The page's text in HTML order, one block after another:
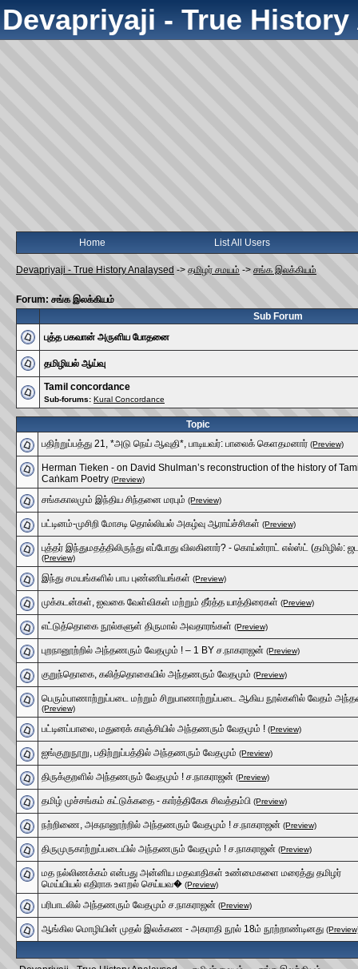
Devapriyaji - True
Home List All Users
Devapriyaji - True History Analaysed -> தமிழர் சமயம் -> சங்க இலக்கியம்
Forum: சங்க இலக்கியம்
Sub Forum
புத்த பகவான் அருளிய போதனை
தமிழியல் ஆய்வு
Tamil concordance
Sub-forums: Kural Concordance
Topic
பதிற்றுப்பத்து 21, *அடு நெய் ஆவுதி*, பாடியவர்: பாலைக் கெளதமனார் (Preview)
Herman Tieken - on David Shulman’s reconstruction of the history of
Caṅkam Poetry (Preview)
சங்ககாலமும் இந்திய சிந்தனை மரபும் (Preview)
பட்டினம்-முசிறி மோசடி தொல்லியல் அகழ்வு ஆராய்ச்சிகள் (Preview)
புத்தர் இந்துமதத்திலிருந்து எப்போது விலகினார்? - கொய்ன்ராட் எல்ஸ்ட் (தமிழில்:
(Preview)
இந்து சமயங்களில் பாப புண்ணியங்கள் (Preview)
முக்கடன்கள், ஐவகை வேள்விகள் மற்றும் தீர்த்த யாத்திரைகள் (Preview)
எட்டுத்தொகை நூல்களுள் திருமால் அவதாரங்கள் (Preview)
புறநானூற்றில் அந்தணரும் வேதமும் ! – 1 BY ச.நாகராஜன் (Preview)
குறுந்தொகை, கலித்தொகையில் அந்தணரும் வேதமும் (Preview)
பெரும்பாணாற்றுப்படை மற்றும் சிறுபாணாற்றுப்படை ஆகிய நூல்களில் வேதம்
(Preview)
பட்டினப்பாலை, மதுரைக் காஞ்சியில் அந்தணரும் வேதமும் ! (Preview)
ஐங்குறுநூறு, பதிற்றுப்பத்தில் அந்தணரும் வேதமும் (Preview)
திருக்குறளில் அந்தணரும் வேதமும் ! ச.நாகராஜன் (Preview)
தமிழ் முச்சங்கம் கட்டுக்கதை - கார்த்திகேசு சிவத்தம்பி (Preview)
நற்றிணை, அகநானூற்றில் அந்தணரும் வேதமும் ! ச.நாகராஜன் (Preview)
திருமுருகாற்றுப்படையில் அந்தணரும் வேதமும் ! ச.நாகராஜன் (Preview)
மத நல்லிணக்கம் என்பது அன்னிய மதவாதிகள் உண்மைகளை மரைத்து தமிழர்
மெய்யியல் எதிராக உளறல் செய்யவ� (Preview)
பரிபாடலில் அந்தணரும் வேதமும் ச.நாகராஜன் (Preview)
ஆங்கில மொழியின் முதல் இலக்கண - அகராதி நூல் 18ம் நூற்றாண்டினது